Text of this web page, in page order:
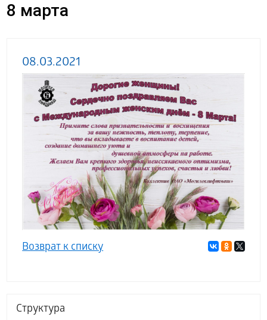
8 марта
Структура
08.03.2021
Возврат к списку